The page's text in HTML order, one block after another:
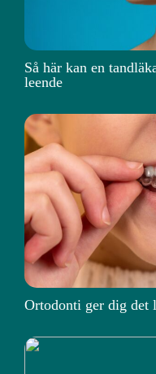
Så här kan en
leende
Ortodonti ger dig det